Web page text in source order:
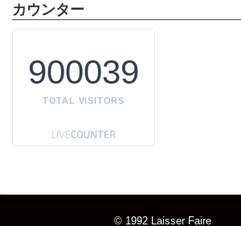
カウンター
900039
TOTAL VISITORS
© 1992 Laisser Faire